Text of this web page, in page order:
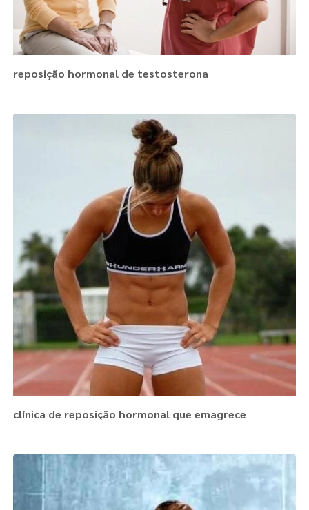
reposição hormonal de testosterona
clínica de reposição hormonal que emagrece